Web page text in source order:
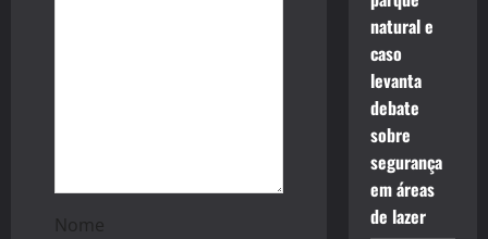
Nome
natural e
caso
levanta
debate
sobre
segurança
em áreas
de lazer